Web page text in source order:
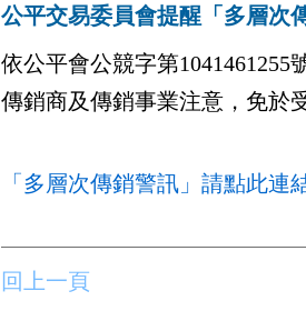
公平交易委員會提醒「多層次
依公平會公競字第
傳銷商及傳銷事業注意，免於
「多層次傳銷警訊」請點此連
回上一頁